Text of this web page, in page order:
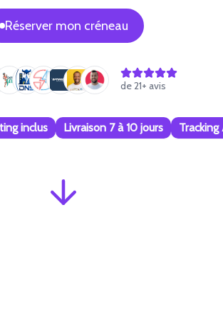
Réserver mon créneau
de21+ avis
inclus Livraison 7 à 10 jours